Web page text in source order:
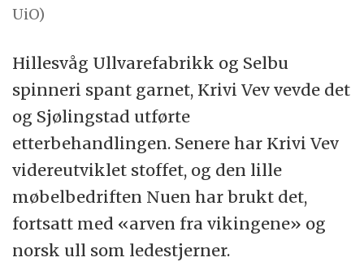
UiO)
Hillesvåg Ullvarefabrikk og Selbu
spinneri spant garnet, Krivi Vev vevde det
og Sjølingstad utførte
etterbehandlingen. Senere har Krivi Vev
videreutviklet stoffet, og den lille
møbelbedriften Nuen har brukt det,
fortsatt med «arven fra vikingene» og
norsk ull som ledestjerner.